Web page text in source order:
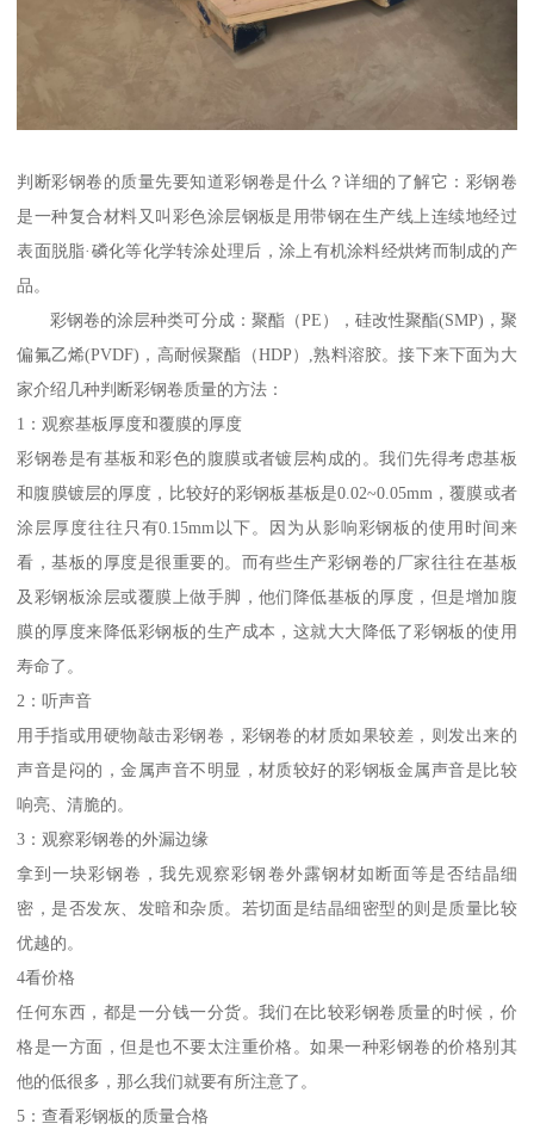
判断彩钢卷的质量先要知道彩钢卷是什么？详细的了解它：彩钢卷
是一种复合材料又叫彩色涂层钢板是用带钢在生产线上连续地经过
表面脱脂·磷化等化学转涂处理后，涂上有机涂料经烘烤而制成的产
品。
彩钢卷的涂层种类可分成：聚酯（PE），硅改性聚酯(SMP)，聚
偏氟乙烯(PVDF)，高耐候聚酯（HDP）,熟料溶胶。接下来下面为大
家介绍几种判断彩钢卷质量的方法：
1：观察基板厚度和覆膜的厚度
彩钢卷是有基板和彩色的腹膜或者镀层构成的。我们先得考虑基板
和腹膜镀层的厚度，比较好的彩钢板基板是0.02~0.05mm，覆膜或者
涂层厚度往往只有0.15mm以下。因为从影响彩钢板的使用时间来
看，基板的厚度是很重要的。而有些生产彩钢卷的厂家往往在基板
及彩钢板涂层或覆膜上做手脚，他们降低基板的厚度，但是增加腹
膜的厚度来降低彩钢板的生产成本，这就大大降低了彩钢板的使用
寿命了。
2：听声音
用手指或用硬物敲击彩钢卷，彩钢卷的材质如果较差，则发出来的
声音是闷的，金属声音不明显，材质较好的彩钢板金属声音是比较
响亮、清脆的。
3：观察彩钢卷的外漏边缘
拿到一块彩钢卷，我先观察彩钢卷外露钢材如断面等是否结晶细
密，是否发灰、发暗和杂质。若切面是结晶细密型的则是质量比较
优越的。
4看价格
任何东西，都是一分钱一分货。我们在比较彩钢卷质量的时候，价
格是一方面，但是也不要太注重价格。如果一种彩钢卷的价格别其
他的低很多，那么我们就要有所注意了。
5：查看彩钢板的质量合格